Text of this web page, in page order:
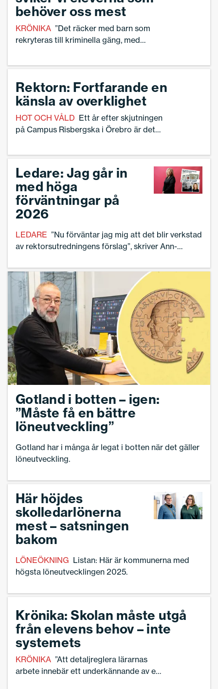
behöver oss mest
KRÖNIKA ”Det räcker med barn som
rekryteras till kriminella gäng, med
in – och fastnar i – utanförskap”, skriver
Rektorn: Fortfarande en
känsla av overklighet
HOT OCH VÅLD Ett år efter skjutningen
på Campus Risbergska i Örebro är det
att ta in vad som hände.
Ledare: Jag går in
med höga
förväntningar på
2026
LEDARE ”Nu förväntar jag mig att det blir verkstad
av rektorsutredningens förslag”, skriver Ann-
Sveriges Skolledare.
Gotland i botten – igen:
”Måste få en bättre
löneutveckling”
Gotland har i många år legat i botten när det gäller
löneutveckling.
Här höjdes
skolledarlönerna
mest – satsningen
bakom
LÖNEÖKNING Listan: Här är kommunerna med
högsta löneutvecklingen 2025.
Krönika: Skolan måste utgå
från elevens behov – inte
systemets
KRÖNIKA ”Att detaljreglera lärarnas
arbete innebär ett underkännande av en